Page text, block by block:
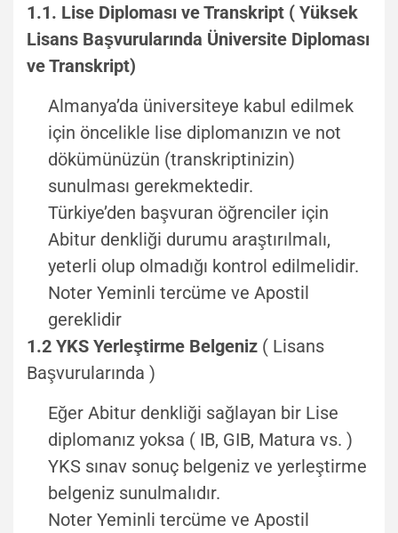
1.1. Lise Diploması ve Transkript ( Yüksek
Lisans Başvurularında Üniversite Diploması
ve Transkript)
Almanya’da üniversiteye kabul edilmek
için öncelikle lise diplomanızın ve not
dökümünüzün (transkriptinizin)
sunulması gerekmektedir.
Türkiye’den başvuran öğrenciler için
Abitur denkliği durumu araştırılmalı,
yeterli olup olmadığı kontrol edilmelidir.
Noter Yeminli tercüme ve Apostil
gereklidir
1.2 YKS Yerleştirme Belgeniz ( Lisans
Başvurularında )
Eğer Abitur denkliği sağlayan bir Lise
diplomanız yoksa ( IB, GIB, Matura vs. )
YKS sınav sonuç belgeniz ve yerleştirme
belgeniz sunulmalıdır.
Noter Yeminli tercüme ve Apostil